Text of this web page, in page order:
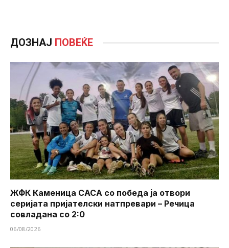
ДОЗНАЈ ПОВЕЌЕ
ЖФК Каменица САСА со победа ја отвори
серијата пријателски натпревари – Речица
совладана со 2:0
06/08/2026